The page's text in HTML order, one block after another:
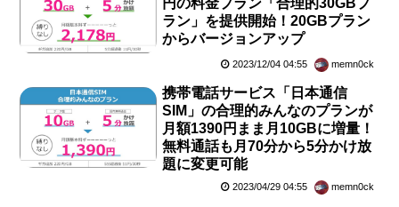
円の料金プラン「合理的30GBプ
ラン」を提供開始！20GBプラン
からバージョンアップ
2023/12/04 04:55 memn0ck
携帯電話サービス「日本通信
SIM」の合理的みんなのプランが
月額1390円まま月10GBに増量！
無料通話も月70分から5分かけ放
題に変更可能
2023/04/29 04:55 memn0ck